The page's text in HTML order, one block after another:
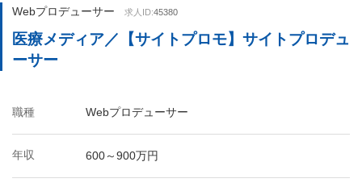
Webプロデューサー 求人ID:45380
医療メディア／【サイトプロモ】サイトプロデュ
ーサー
職種 Webプロデューサー
年収 600～900万円